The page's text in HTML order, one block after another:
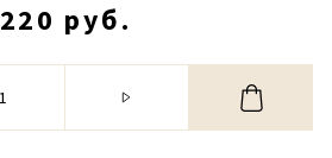
220 руб.